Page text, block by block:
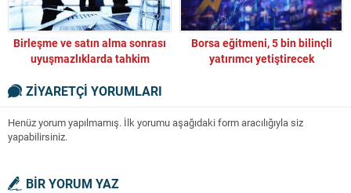
Birleşme ve satın alma sonrası
uyuşmazlıklarda tahkim
çıkıyor
Borsa eğitmeni, 5 bin bilinçli
yatırımcı yetiştirecek
ZİYARETÇİ YORUMLARI
Henüz yorum yapılmamış. İlk yorumu aşağıdaki form aracılığıyla siz
yapabilirsiniz.
BİR YORUM YAZ